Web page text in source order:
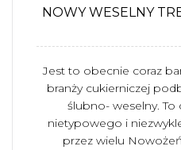
NOWY WESELNY
Jest to obecnie coraz
branży cukierniczej
ślubno- weselny.
nietypowego i
przez wielu